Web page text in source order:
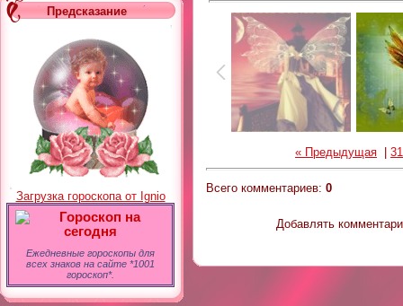
Предсказание
Загрузка гороскопа от Ignio
Гороскоп на
сегодня
Ежедневные гороскопы для
всех знаков на сайте *1001
гороскоп*.
« Предыдущая 31
Всего комментариев: 0
Добавлять